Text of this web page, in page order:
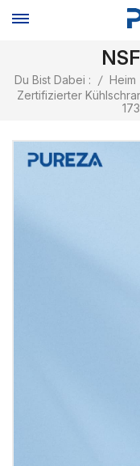
Du Bist Dabei : / Heim
Zertifizierter